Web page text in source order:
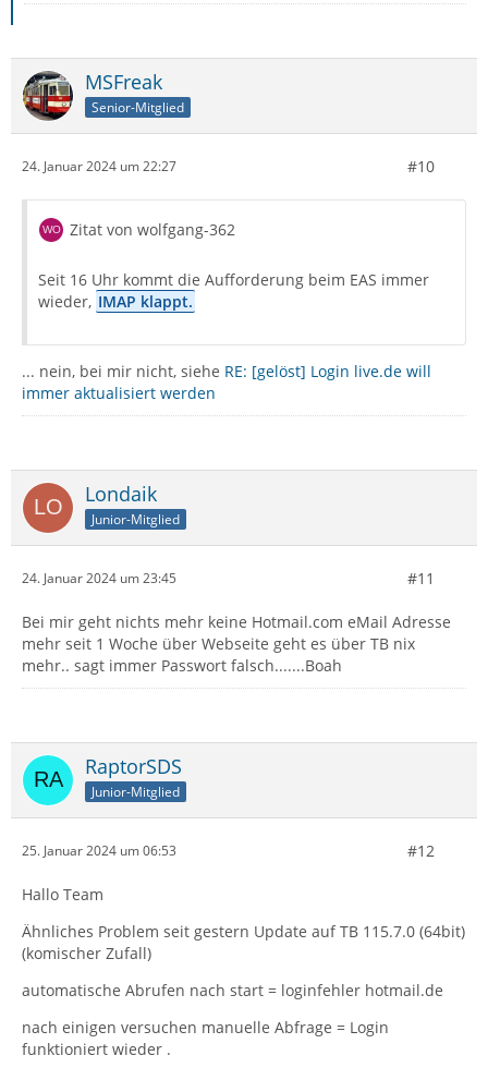
MSFreak
Senior-Mitglied
24. Januar 2024 um 22:27 #10
Zitat von wolfgang-362
Seit 16 Uhr kommt die Aufforderung beim EAS immer
wieder, IMAP klappt.
... nein, bei mir nicht, siehe RE: [gelöst] Login live.de will
immer aktualisiert werden
Londaik
Junior-Mitglied
24. Januar 2024 um 23:45 #11
Bei mir geht nichts mehr keine Hotmail.com eMail Adresse
mehr seit 1 Woche über Webseite geht es über TB nix
mehr.. sagt immer Passwort falsch.......Boah
RaptorSDS
Junior-Mitglied
25. Januar 2024 um 06:53 #12
Hallo Team
Ähnliches Problem seit gestern Update auf TB 115.7.0 (64bit)
(komischer Zufall)
automatische Abrufen nach start = loginfehler hotmail.de
nach einigen versuchen manuelle Abfrage = Login
funktioniert wieder .